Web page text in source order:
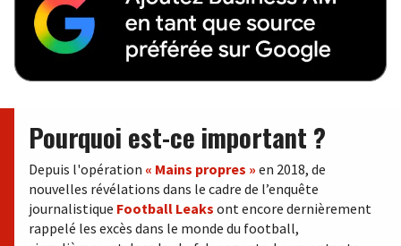
Pourquoi est-ce important ?
Depuis l'opération « Mains propres » en 2018, de
nouvelles révélations dans le cadre de l’enquête
journalistique Football Leaks ont encore dernièrement
rappelé les excès dans le monde du football,